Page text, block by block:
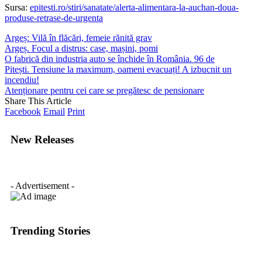
Sursa: epitesti.ro/stiri/sanatate/alerta-alimentara-la-auchan-doua-
produse-retrase-de-urgenta
Argeș: Vilă în flăcări, femeie rănită grav
Argeș. Focul a distrus: case, mașini, pomi
O fabrică din industria auto se închide în România. 96 de
Pitești. Tensiune la maximum, oameni evacuați! A izbucnit un
incendiu!
Atenționare pentru cei care se pregătesc de pensionare
Share This Article
Facebook Email Print
New Releases
- Advertisement -
Trending Stories